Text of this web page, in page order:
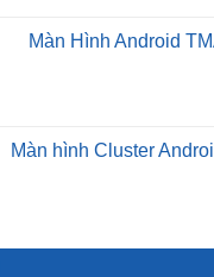
Màn Hình Android
Màn hình Cluster